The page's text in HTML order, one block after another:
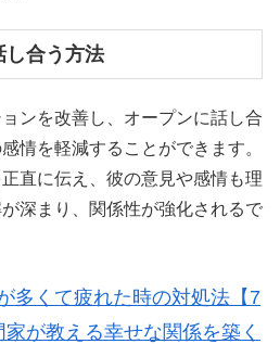
し合う方法
ンを改善し、オープンに話し合
情を軽減することができます。
直に伝え、彼の意見や感情も理
深まり、関係性が強化されるで
多くて疲れた時の対処法【7
が教える幸せな関係を築く